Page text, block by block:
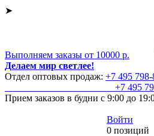
➤
Выполняем заказы от 10000 р.
Делаем мир светлее!
Отдел оптовых продаж: +7 495
+7 495
Прием заказов в будни с 9:00 до
Войти
0 позиций